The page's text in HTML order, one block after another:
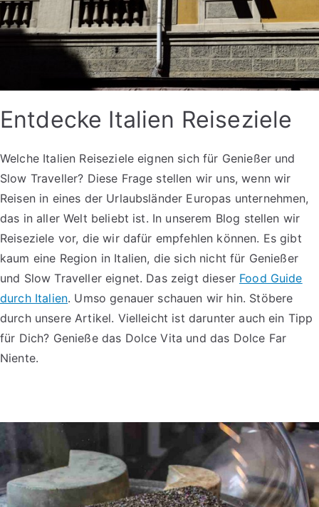
Entdecke Italien Reiseziele
Welche Italien Reiseziele eignen sich für Genießer und
Slow Traveller? Diese Frage stellen wir uns, wenn wir
Reisen in eines der Urlaubsländer Europas unternehmen,
das in aller Welt beliebt ist. In unserem Blog stellen wir
Reiseziele vor, die wir dafür empfehlen können. Es gibt
kaum eine Region in Italien, die sich nicht für Genießer
und Slow Traveller eignet. Das zeigt dieser Food Guide
durch Italien. Umso genauer schauen wir hin. Stöbere
durch unsere Artikel. Vielleicht ist darunter auch ein Tipp
für Dich? Genieße das Dolce Vita und das Dolce Far
Niente.